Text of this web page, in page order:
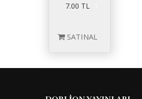
7.00 TL
SATINAL